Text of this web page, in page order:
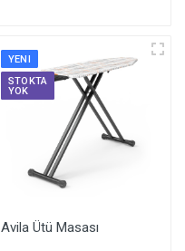
YENI
STOKTA
YOK
Avila Ütü Masası